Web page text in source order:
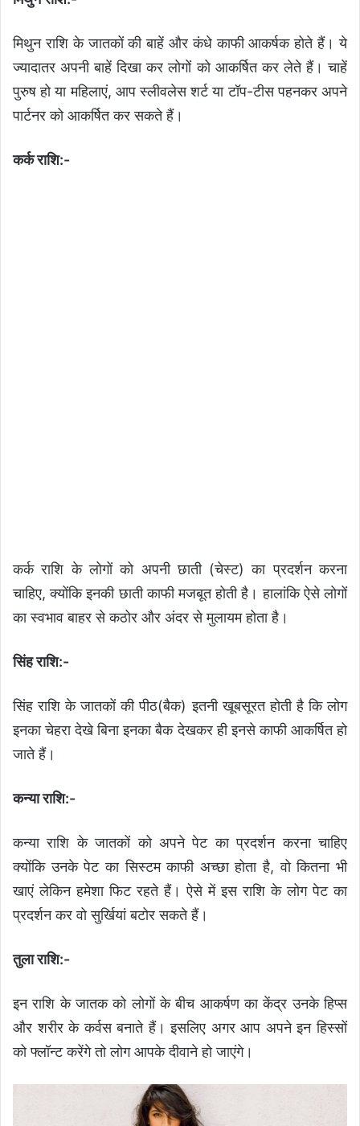
मिथुन राशि के जातकों की बाहें और कंधे काफी आकर्षक होते हैं। ये
ज्यादातर अपनी बाहें दिखा कर लोगों को आकर्षित कर लेते हैं। चाहें
पुरुष हो या महिलाएं, आप स्लीवलेस शर्ट या टॉप-टीस पहनकर अपने
पार्टनर को आकर्षित कर सकते हैं।
कर्क राशि:-
कर्क राशि के लोगों को अपनी छाती (चेस्ट) का प्रदर्शन करना
चाहिए, क्योंकि इनकी छाती काफी मजबूत होती है। हालांकि ऐसे लोगों
का स्वभाव बाहर से कठोर और अंदर से मुलायम होता है।
सिंह राशि:-
सिंह राशि के जातकों की पीठ(बैक) इतनी खूबसूरत होती है कि लोग
इनका चेहरा देखे बिना इनका बैक देखकर ही इनसे काफी आकर्षित हो
जाते हैं।
कन्या राशि:-
कन्या राशि के जातकों को अपने पेट का प्रदर्शन करना चाहिए
क्योंकि उनके पेट का सिस्टम काफी अच्छा होता है, वो कितना भी
खाएं लेकिन हमेशा फिट रहते हैं। ऐसे में इस राशि के लोग पेट का
प्रदर्शन कर वो सुर्खियां बटोर सकते हैं।
तुला राशि:-
इन राशि के जातक को लोगों के बीच आकर्षण का केंद्र उनके हिप्स
और शरीर के कर्वस बनाते हैं। इसलिए अगर आप अपने इन हिस्सों
को फ्लॉन्ट करेंगे तो लोग आपके दीवाने हो जाएंगे।